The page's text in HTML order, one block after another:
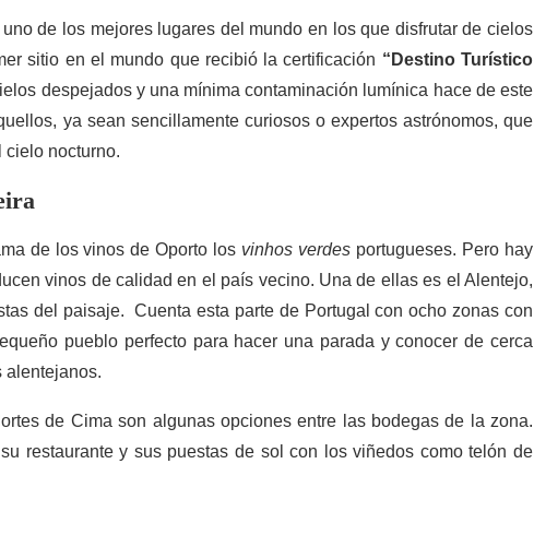
de los mejores lugares del mundo en los que disfrutar de cielos
sitio en el mundo que recibió la certificación “Destino Turístico
despejados y una mínima contaminación lumínica hace de este
ya sean sencillamente curiosos o expertos astrónomos, que
cielo nocturno.
de los vinos de Oporto los vinhos verdes portugueses. Pero hay
vinos de calidad en el país vecino. Una de ellas es el Alentejo,
del paisaje. Cuenta esta parte de Portugal con ocho zonas con
pueblo perfecto para hacer una parada y conocer de cerca
alentejanos.
de Cima son algunas opciones entre las bodegas de la zona.
restaurante y sus puestas de sol con los viñedos como telón de